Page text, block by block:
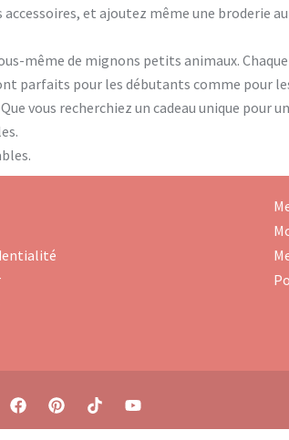
et ajoutez même une broderie
même de mignons petits animaux.
parfaits pour les débutants comme pour
vous recherchiez un cadeau unique pour